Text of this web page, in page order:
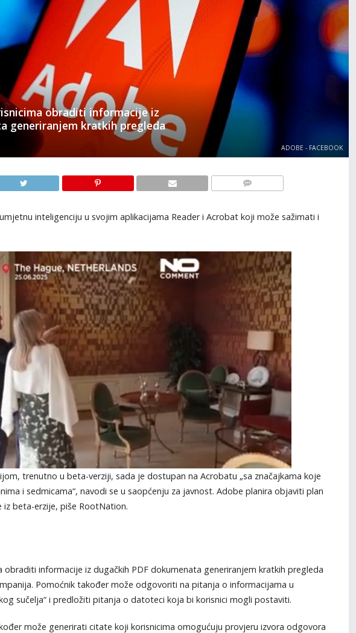
obraditi informacije iz
generiranjem kratkih pregleda
ADOBE - FACEBOOK
inteligenciju u svojim aplikacijama Reader i Acrobat koji može sažimati i
trenutno u beta-verziji, sada je dostupan na Acrobatu „sa značajkama koje
i sedmicama“, navodi se u saopćenju za javnost. Adobe planira objaviti plan
beta-erzije, piše RootNation.
obraditi informacije iz dugačkih PDF dokumenata generiranjem kratkih pregleda
Pomoćnik također može odgovoriti na pitanja o informacijama u
sučelja“ i predložiti pitanja o datoteci koja bi korisnici mogli postaviti.
može generirati citate koji korisnicima omogućuju provjeru izvora odgovora